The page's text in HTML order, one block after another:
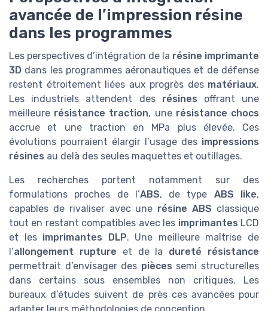
avancée de l’impression résine
dans les programmes
Les perspectives d’intégration de la résine imprimante
3D dans les programmes aéronautiques et de défense
restent étroitement liées aux progrès des matériaux.
Les industriels attendent des résines offrant une
meilleure résistance traction, une résistance chocs
accrue et une traction en MPa plus élevée. Ces
évolutions pourraient élargir l’usage des impressions
résines au delà des seules maquettes et outillages.
Les recherches portent notamment sur des
formulations proches de l’ABS, de type ABS like,
capables de rivaliser avec une résine ABS classique
tout en restant compatibles avec les imprimantes LCD
et les imprimantes DLP. Une meilleure maîtrise de
l’allongement rupture et de la dureté résistance
permettrait d’envisager des pièces semi structurelles
dans certains sous ensembles non critiques. Les
bureaux d’études suivent de près ces avancées pour